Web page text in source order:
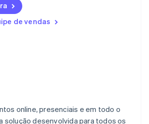
de vendas
online, presenciais e em todo o
solução desenvolvida para todos os